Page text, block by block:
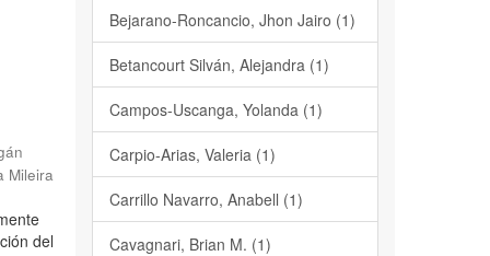
Mileira
del
Bejarano-Roncancio, Jhon Jairo (1)
Betancourt Silván, Alejandra (1)
Campos-Uscanga, Yolanda (1)
Carpio-Arias, Valeria (1)
Carrillo Navarro, Anabell (1)
Cavagnari, Brian M. (1)